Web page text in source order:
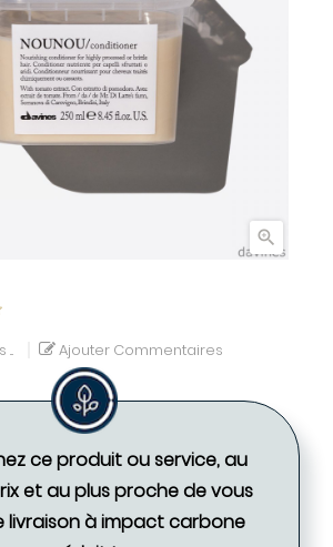

Ajouter Commentaires
ce produit ou service, au
et au plus proche de vous
livraison à impact carbone